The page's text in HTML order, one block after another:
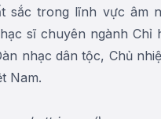
sắc trong lĩnh vực âm
sĩ chuyên ngành
nhạc dân tộc, Chủ
Nam.